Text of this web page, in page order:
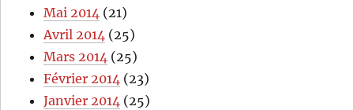
Mai 2014 (21)
Avril 2014 (25)
Mars 2014 (25)
Février 2014 (23)
Janvier 2014 (25)